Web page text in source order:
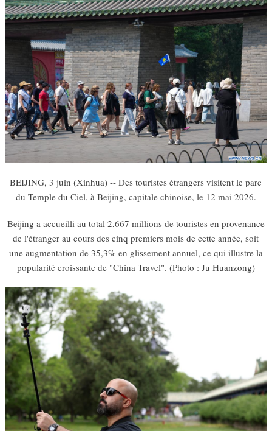
BEIJING, 3 juin (Xinhua) -- Des touristes étrangers visitent le parc
du Temple du Ciel, à Beijing, capitale chinoise, le 12 mai 2026.
Beijing a accueilli au total 2,667 millions de touristes en provenance
de l'étranger au cours des cinq premiers mois de cette année, soit
une augmentation de 35,3% en glissement annuel, ce qui illustre la
popularité croissante de "China Travel". (Photo : Ju Huanzong)